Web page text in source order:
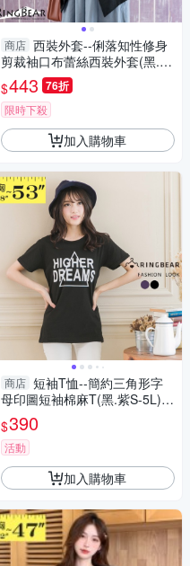
商店 西裝外套--俐落知性修身
剪裁袖口布蕾絲西裝外套(黑.粉
XL-5L)-J285眼圈熊中大尺碼
$443 76折
限時下殺
加入購物車
商店 短袖T恤--簡約三角形字
母印圖短袖棉麻T(黑.紫S-5L)-T
190眼圈熊中大尺碼
$390
活動
加入購物車